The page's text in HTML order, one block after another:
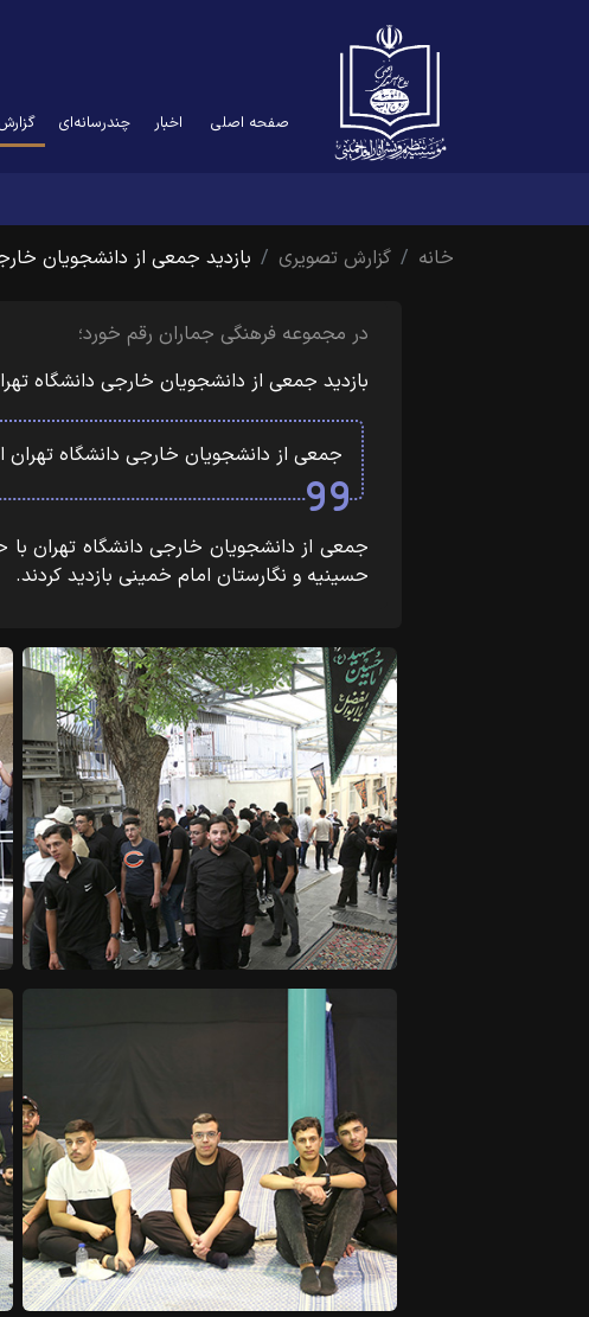
صفحه اصلی اخبار چندرسانه‌ای
خانه
گزارش تصویری بازدید جمعی از دانشجویان
در مجموعه فرهنگی جماران رقم خورد؛
بازدید جمعی از دانشجویان خارجی دانشگاه
جمعی از دانشجویان خارجی دانشگاه تهران
جمعی از دانشجویان خارجی دانشگاه تهران
حسینیه و نگارستان امام خمینی بازدید کردند.